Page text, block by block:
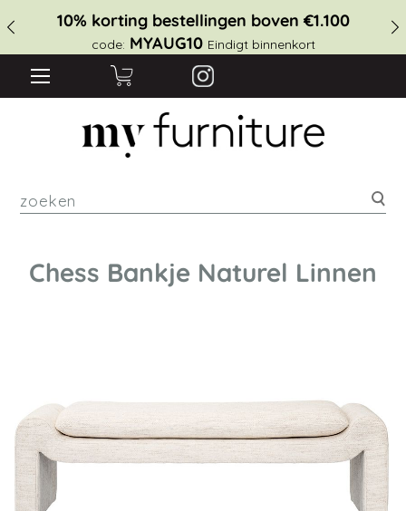
10% korting bestellingen boven €1.100
code: MYAUG10 Eindigt binnenkort
Chess Bankje Naturel Linnen
afbeeldingen-
gallerij